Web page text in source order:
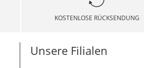
KOSTENLOSE RÜCKSENDUNG
Unsere Filialen